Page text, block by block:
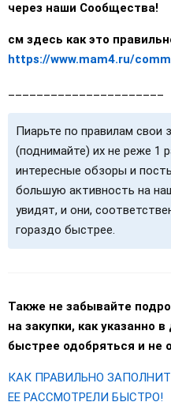
через наши Сообщества!
см здесь как это
https://www.mam4.ru/
Пиарьте по правилам свои
(поднимайте) их не реже 1
интересные обзоры и
большую активность на
увидят, и они,
гораздо быстрее.
Также не забывайте
на закупки, как указанно
быстрее одобряться и не
КАК ПРАВИЛЬНО
ЕЕ РАССМОТРЕЛИ БЫСТРО!